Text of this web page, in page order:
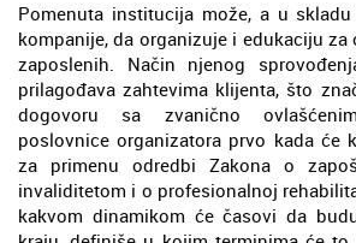
Pomenuta institucija može, a u
kompanije, da organizuje i edukaciju
zaposlenih. Način njenog
prilagođava zahtevima klijenta, što
dogovoru sa zvanično
poslovnice organizatora prvo kada će
za primenu odredbi Zakona o
invaliditetom i o profesionalnoj
kakvom dinamikom će časovi da